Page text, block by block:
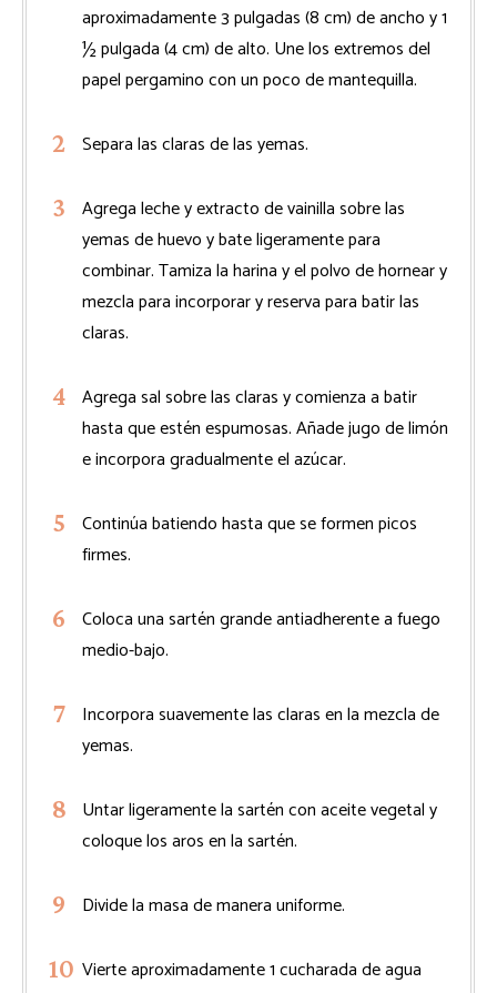
aproximadamente 3 pulgadas (8 cm) de ancho y 1
½ pulgada (4 cm) de alto. Une los extremos del
papel pergamino con un poco de mantequilla.
Separa las claras de las yemas.
Agrega leche y extracto de vainilla sobre las
yemas de huevo y bate ligeramente para
combinar. Tamiza la harina y el polvo de hornear y
mezcla para incorporar y reserva para batir las
claras.
Agrega sal sobre las claras y comienza a batir
hasta que estén espumosas. Añade jugo de limón
e incorpora gradualmente el azúcar.
Continúa batiendo hasta que se formen picos
firmes.
Coloca una sartén grande antiadherente a fuego
medio-bajo.
Incorpora suavemente las claras en la mezcla de
yemas.
Untar ligeramente la sartén con aceite vegetal y
coloque los aros en la sartén.
Divide la masa de manera uniforme.
Vierte aproximadamente 1 cucharada de agua